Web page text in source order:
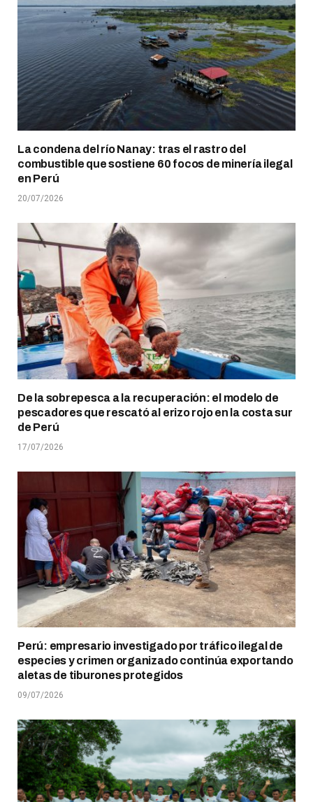
La condena del río Nanay: tras el rastro del
combustible que sostiene 60 focos de minería ilegal
en Perú
20/07/2026
De la sobrepesca a la recuperación: el modelo de
pescadores que rescató al erizo rojo en la costa sur
de Perú
17/07/2026
Perú: empresario investigado por tráfico ilegal de
especies y crimen organizado continúa exportando
aletas de tiburones protegidos
09/07/2026